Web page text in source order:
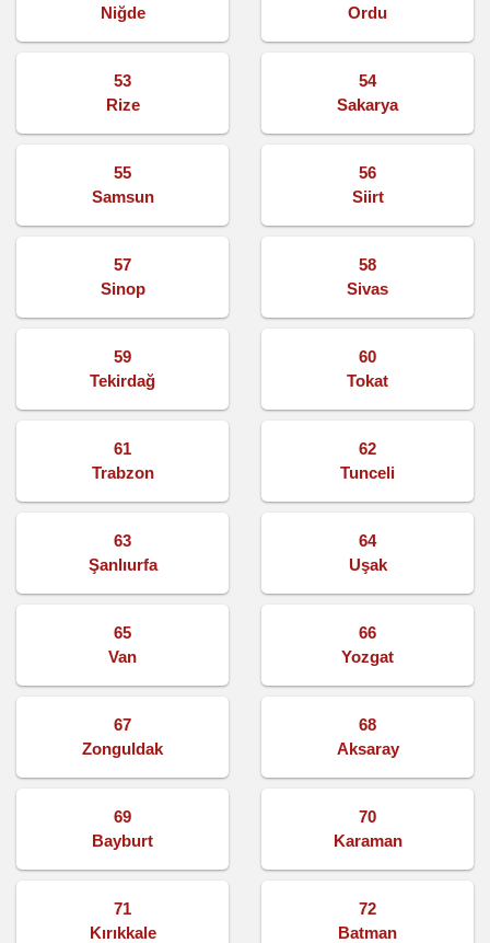
Niğde Ordu
53
Rize
54
Sakarya
55
Samsun
56
Siirt
57
Sinop
58
Sivas
59
Tekirdağ
60
Tokat
61
Trabzon
62
Tunceli
63
Şanlıurfa
64
Uşak
65
Van
66
Yozgat
67
Zonguldak
68
Aksaray
69
Bayburt
70
Karaman
71
Kırıkkale
72
Batman